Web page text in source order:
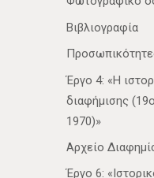
Βιβλιογραφία
Έργο 4: «Η
διαφήμισης
1970)»
Αρχείο
Έργο 6: